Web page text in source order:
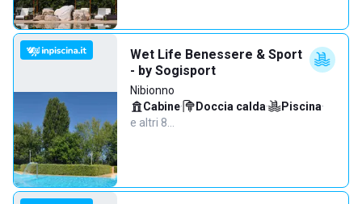
Wet Life Benessere & Sport
- by Sogisport
Nibionno
Cabine· Doccia calda· Piscina·
e altri 8…